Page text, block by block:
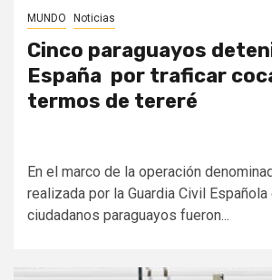
MUNDO Noticias
Cinco paraguayos
España por traficar
termos de tereré
En el marco de la operación
realizada por la Guardia Civil
ciudadanos paraguayos fueron...